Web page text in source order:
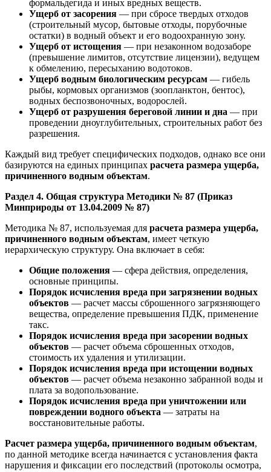
формальдегида и иных вредных веществ.
Ущерб от засорения — при сбросе твердых отходов
(строительный мусор, бытовые отходы, порубочные
остатки) в водный объект и его водоохранную зону.
Ущерб от истощения — при незаконном водозаборе
(превышение лимитов, отсутствие лицензии), ведущем
к обмелению, пересыханию водотоков.
Ущерб водным биологическим ресурсам — гибель
рыбы, кормовых организмов (зоопланктон, бентос),
водных беспозвоночных, водорослей.
Ущерб от разрушения береговой линии и дна — при
проведении дноуглубительных, строительных работ без
разрешения.
Каждый вид требует специфических подходов, однако все они
базируются на единых принципах расчета размера ущерба,
причиненного водным объектам.
Раздел 4. Общая структура Методики № 87 (Приказ
Минприроды от 13.04.2009 № 87)
Методика № 87, используемая для расчета размера ущерба,
причиненного водным объектам, имеет четкую
иерархическую структуру. Она включает в себя:
Общие положения — сфера действия, определения,
основные принципы.
Порядок исчисления вреда при загрязнении водных
объектов — расчет массы сброшенного загрязняющего
вещества, определение превышения ПДК, применение
такс.
Порядок исчисления вреда при засорении водных
объектов — расчет объема сброшенных отходов,
стоимость их удаления и утилизации.
Порядок исчисления вреда при истощении водных
объектов — расчет объема незаконно забранной воды и
плата за водопользование.
Порядок исчисления вреда при уничтожении или
повреждении водного объекта — затраты на
восстановительные работы.
Расчет размера ущерба, причиненного водным объектам,
по данной методике всегда начинается с установления факта
нарушения и фиксации его последствий (протоколы осмотра,